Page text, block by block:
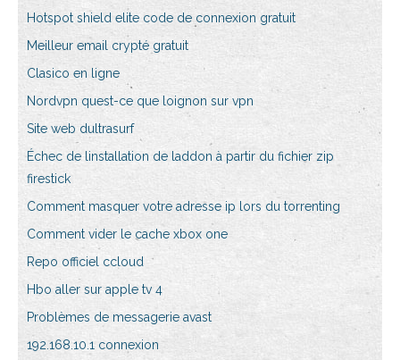
Hotspot shield elite code de connexion gratuit
Meilleur email crypté gratuit
Clasico en ligne
Nordvpn quest-ce que loignon sur vpn
Site web dultrasurf
Échec de linstallation de laddon à partir du fichier zip
firestick
Comment masquer votre adresse ip lors du torrenting
Comment vider le cache xbox one
Repo officiel ccloud
Hbo aller sur apple tv 4
Problèmes de messagerie avast
192.168.10.1 connexion